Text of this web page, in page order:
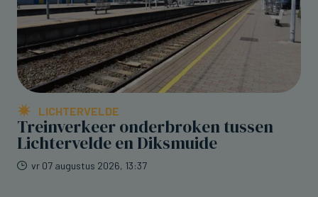
LICHTERVELDE
Treinverkeer onderbroken tussen
Lichtervelde en Diksmuide
vr 07 augustus 2026, 13:37